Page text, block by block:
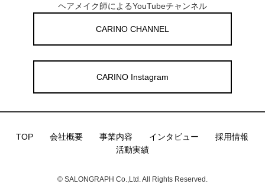
ヘアメイク師によるYouTubeチャンネル
CARINO CHANNEL
CARINO Instagram
TOP 会社概要 事業内容 インタビュー
採用情報
活動実績
© SALONGRAPH Co.,Ltd. All Rights Reserved.